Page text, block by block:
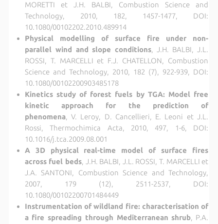
MORETTI et J.H. BALBI, Combustion Science and
Technology, 2010, 182, 1457-1477, DOI:
10.1080/00102202.2010.489914
Physical modelling of surface fire under non-
parallel wind and slope conditions, J.H. BALBI, J.L.
ROSSI, T. MARCELLI et F.J. CHATELLON, Combustion
Science and Technology, 2010, 182 (7), 922-939, DOI:
10.1080/00102200903485178
Kinetics study of forest fuels by TGA: Model free
kinetic approach for the prediction of
phenomena, V. Leroy, D. Cancellieri, E. Leoni et J.L.
Rossi, Thermochimica Acta, 2010, 497, 1-6, DOI:
10.1016/j.tca.2009.08.001
A 3D physical real-time model of surface fires
across fuel beds, J.H. BALBI, J.L. ROSSI, T. MARCELLI et
J.A. SANTONI, Combustion Science and Technology,
2007, 179 (12), 2511-2537, DOI:
10.1080/00102200701484449
Instrumentation of wildland fire: characterisation of
a fire spreading through Mediterranean shrub, P.A.